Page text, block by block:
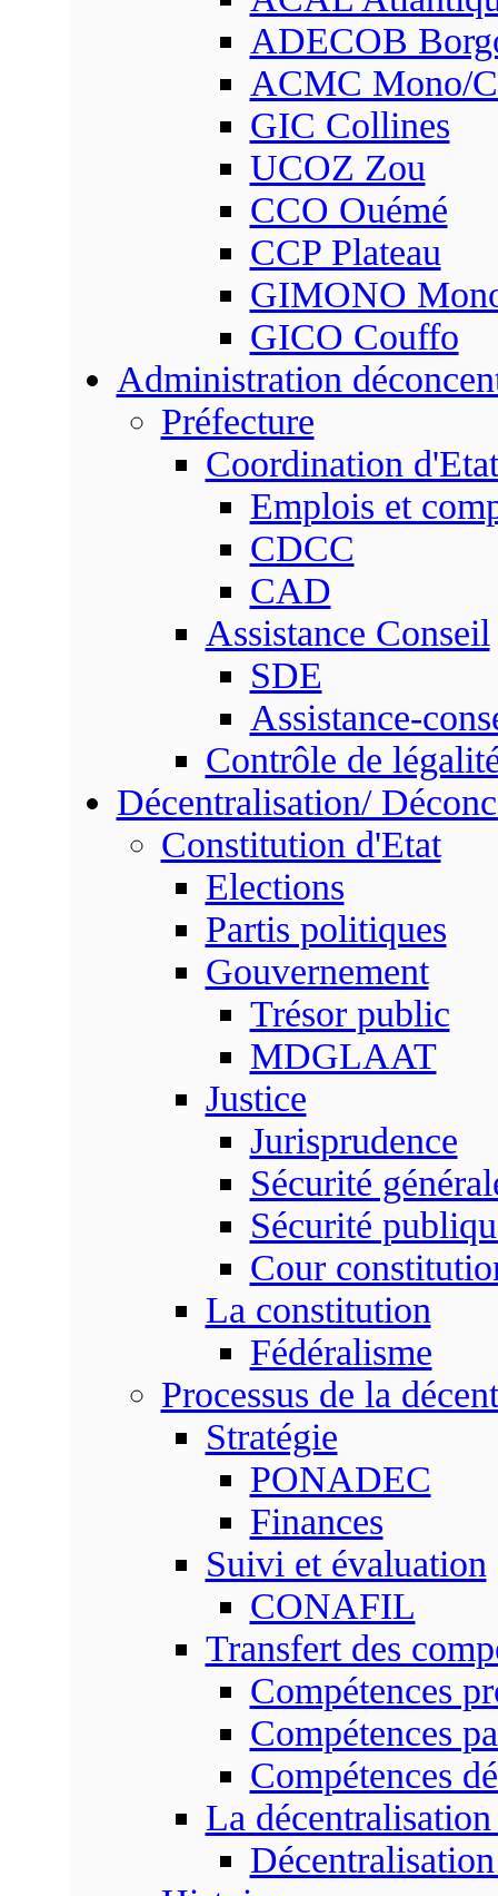
ADECOB
ACMC Mono/
GIC Collines
UCOZ Zou
CCO Ouémé
CCP Plateau
GIMONO
GICO Couffo
Administration
Préfecture
Coordination d'Etat
Emplois et
CDCC
CAD
Assistance Conseil
SDE
Assistance-
Contrôle de
Décentralisation/
Constitution d'Etat
Elections
Partis politiques
Gouvernement
Trésor public
MDGLAAT
Justice
Jurisprudence
Sécurité
Sécurité
Cour
La constitution
Fédéralisme
Processus de la
Stratégie
PONADEC
Finances
Suivi et évaluation
CONAFIL
Transfert des
Compétences
Compétences
Compétences
La